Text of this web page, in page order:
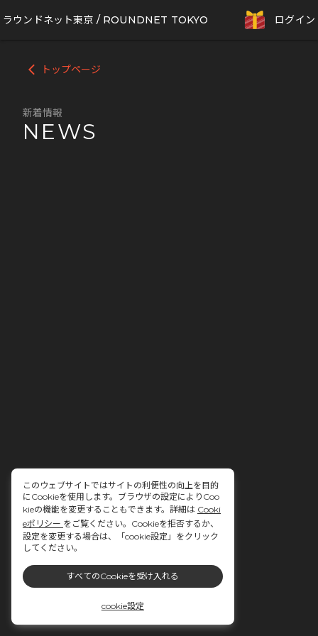
ラウンドネット東京 / ROUNDNET TOKYO ログイン
arrow_back_ios トップページ
新着情報
NEWS
このウェブサイトではサイトの利便性の向上を目的
にCookieを使用します。ブラウザの設定によりCoo
kieの機能を変更することもできます。詳細は Cooki
eポリシー をご覧ください。Cookieを拒否するか、
設定を変更する場合は、「cookie設定」をクリック
してください。
すべてのCookieを受け入れる
cookie設定